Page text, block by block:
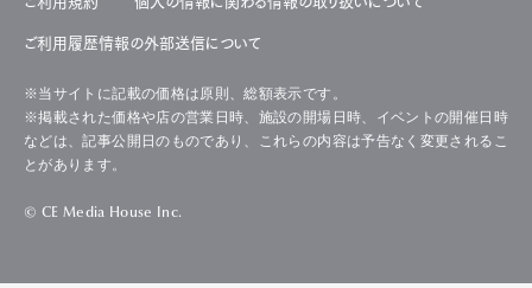
ご利用履歴情報の外部送信について
※当サイトに記載の価格は原則、総額表示です。
※掲載された価格や店の営業日時、施設の開場日時、イベントの開催日時
などは、記事公開日のものであり、これらの内容は予告なく変更されるこ
とがあります。
© CE Media House Inc.